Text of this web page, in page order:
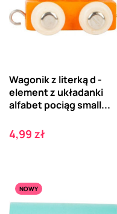
Wagonik z literką d -
element z układanki
alfabet pociąg small...
Cena
4,99 zł
NOWY